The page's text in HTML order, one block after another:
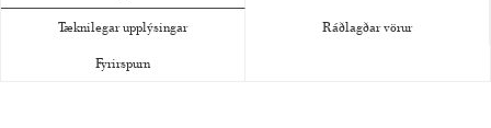
Tæknilegar upplýsingar Ráðlagðar vörur
Fyrirspurn